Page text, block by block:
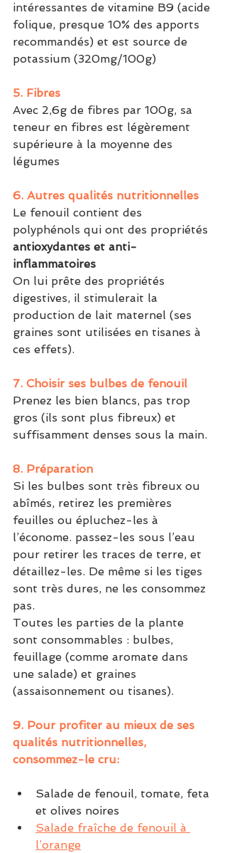
intéressantes de vitamine B9 (acide
folique, presque 10% des apports
recommandés) et est source de
potassium (320mg/100g)
5. Fibres
Avec 2,6g de fibres par 100g, sa
teneur en fibres est légèrement
supérieure à la moyenne des
légumes
6. Autres qualités nutritionnelles
Le fenouil contient des
polyphénols qui ont des propriétés
antioxydantes et anti-
inflammatoires
On lui prête des propriétés
digestives, il stimulerait la
production de lait maternel (ses
graines sont utilisées en tisanes à
ces effets).
7. Choisir ses bulbes de fenouil
Prenez les bien blancs, pas trop
gros (ils sont plus fibreux) et
suffisamment denses sous la main.
8. Préparation
Si les bulbes sont très fibreux ou
abîmés, retirez les premières
feuilles ou épluchez-les à
l’économe. passez-les sous l’eau
pour retirer les traces de terre, et
détaillez-les. De même si les tiges
sont très dures, ne les consommez
pas.
Toutes les parties de la plante
sont consommables : bulbes,
feuillage (comme aromate dans
une salade) et graines
(assaisonnement ou tisanes).
9. Pour profiter au mieux de ses
qualités nutritionnelles,
consommez-le cru:
Salade de fenouil, tomate, feta
et olives noires
Salade fraîche de fenouil à
l’orange